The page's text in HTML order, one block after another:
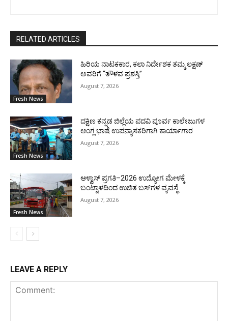
RELATED ARTICLES
Fresh News
ಹಿರಿಯ ನಾಟಕಕಾರ, ಕಲಾ ನಿರ್ದೇಶಕ ತಮ್ಮ ಲಕ್ಷಣ್
ಅವರಿಗೆ “ತೌಳವ ಪ್ರಶಸ್ತಿ”
August 7, 2026
Fresh News
ದಕ್ಷಿಣ ಕನ್ನಡ ಜಿಲ್ಲೆಯ ಪದವಿ ಪೂರ್ವ ಕಾಲೇಜುಗಳ
ಆಂಗ್ಲ ಭಾಷೆ ಉಪನ್ಯಾಸಕರಿಗಾಗಿ ಕಾರ್ಯಾಗಾರ
August 7, 2026
Fresh News
ಆಳ್ವಾಸ್ ಪ್ರಗತಿ–2026 ಉದ್ಯೋಗ ಮೇಳಕ್ಕೆ
ಬಂಟ್ವಾಳದಿಂದ ಉಚಿತ ಬಸ್‌ಗಳ ವ್ಯವಸ್ಥೆ
August 7, 2026
LEAVE A REPLY